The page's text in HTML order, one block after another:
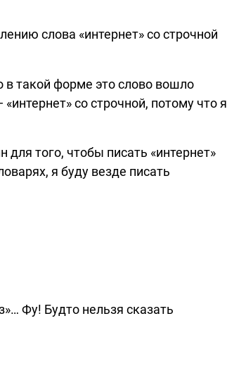
слова «интернет» со строчной
в такой форме это слово вошло
со строчной, потому что я
того, чтобы писать «интернет»
я буду везде писать
Фу! Будто нельзя сказать